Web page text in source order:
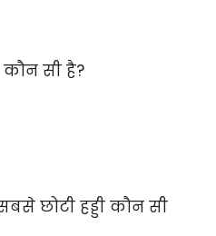
सी है?
छोटी हड्डी कौन सी